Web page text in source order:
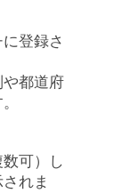
登録さ
都道府
可）し
れま